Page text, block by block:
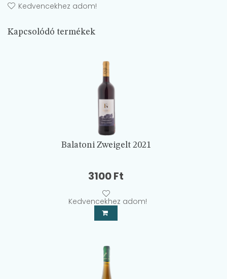
Kedvencekhez adom!
Kapcsolódó termékek
Balatoni Zweigelt 2021
3100Ft
Kedvencekhez adom!